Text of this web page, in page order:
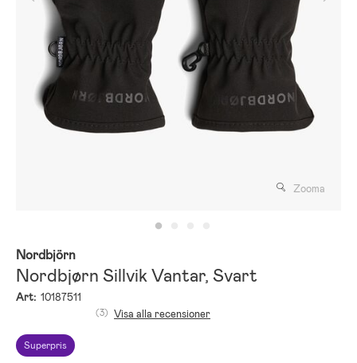
Zooma
Nordbjörn
Nordbjørn Sillvik Vantar, Svart
Art: 10187511
Superpris
(3) Visa alla recensioner